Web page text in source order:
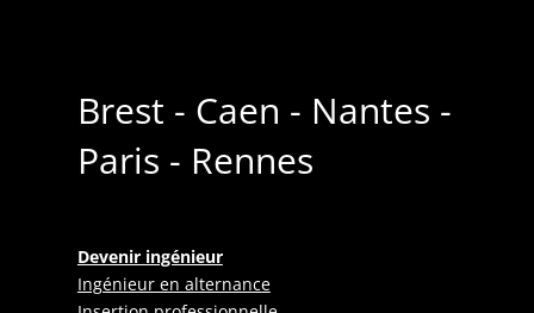
Brest - Caen - Nantes -
Paris - Rennes
Devenir ingénieur
Ingénieur en alternance